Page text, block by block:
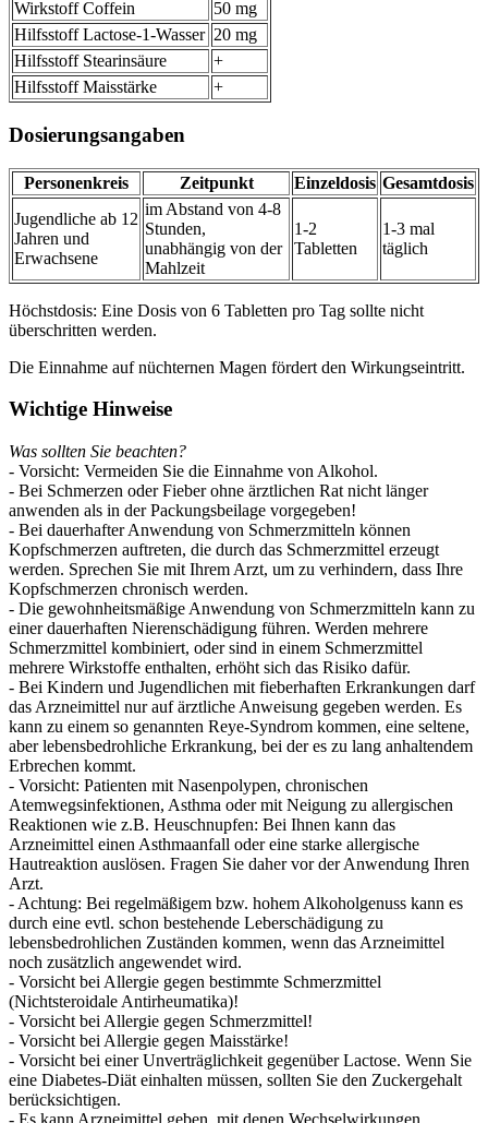
Wirkstoff Coffein
50 mg
Hilfsstoff Lactose-1-Wasser 20 mg
Hilfsstoff Stearinsäure
+
Hilfsstoff Maisstärke
+
Dosierungsangaben
Personenkreis Zeitpunkt Einzeldosis Gesamtdosis
Jugendliche ab 12
Jahren und
Erwachsene
im Abstand von 4-8
Stunden,
unabhängig von der
Mahlzeit
1-2
Tabletten
1-3 mal
täglich
Höchstdosis: Eine Dosis von 6 Tabletten pro Tag sollte nicht
überschritten werden.
Die Einnahme auf nüchternen Magen fördert den Wirkungseintritt.
Wichtige Hinweise
Was sollten Sie beachten?
- Vorsicht: Vermeiden Sie die Einnahme von Alkohol.
- Bei Schmerzen oder Fieber ohne ärztlichen Rat nicht länger
anwenden als in der Packungsbeilage vorgegeben!
- Bei dauerhafter Anwendung von Schmerzmitteln können
Kopfschmerzen auftreten, die durch das Schmerzmittel erzeugt
werden. Sprechen Sie mit Ihrem Arzt, um zu verhindern, dass Ihre
Kopfschmerzen chronisch werden.
- Die gewohnheitsmäßige Anwendung von Schmerzmitteln kann zu
einer dauerhaften Nierenschädigung führen. Werden mehrere
Schmerzmittel kombiniert, oder sind in einem Schmerzmittel
mehrere Wirkstoffe enthalten, erhöht sich das Risiko dafür.
- Bei Kindern und Jugendlichen mit fieberhaften Erkrankungen darf
das Arzneimittel nur auf ärztliche Anweisung gegeben werden. Es
kann zu einem so genannten Reye-Syndrom kommen, eine seltene,
aber lebensbedrohliche Erkrankung, bei der es zu lang anhaltendem
Erbrechen kommt.
- Vorsicht: Patienten mit Nasenpolypen, chronischen
Atemwegsinfektionen, Asthma oder mit Neigung zu allergischen
Reaktionen wie z.B. Heuschnupfen: Bei Ihnen kann das
Arzneimittel einen Asthmaanfall oder eine starke allergische
Hautreaktion auslösen. Fragen Sie daher vor der Anwendung Ihren
Arzt.
- Achtung: Bei regelmäßigem bzw. hohem Alkoholgenuss kann es
durch eine evtl. schon bestehende Leberschädigung zu
lebensbedrohlichen Zuständen kommen, wenn das Arzneimittel
noch zusätzlich angewendet wird.
- Vorsicht bei Allergie gegen bestimmte Schmerzmittel
(Nichtsteroidale Antirheumatika)!
- Vorsicht bei Allergie gegen Schmerzmittel!
- Vorsicht bei Allergie gegen Maisstärke!
- Vorsicht bei einer Unverträglichkeit gegenüber Lactose. Wenn Sie
eine Diabetes-Diät einhalten müssen, sollten Sie den Zuckergehalt
berücksichtigen.
- Es kann Arzneimittel geben, mit denen Wechselwirkungen